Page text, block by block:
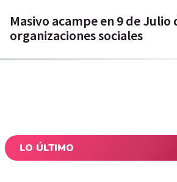
Masivo acampe en 9 de Julio
organizaciones sociales
LO ÚLTIMO